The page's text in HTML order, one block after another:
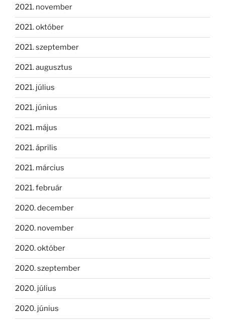
2021. november
2021. október
2021. szeptember
2021. augusztus
2021. július
2021. június
2021. május
2021. április
2021. március
2021. február
2020. december
2020. november
2020. október
2020. szeptember
2020. július
2020. június